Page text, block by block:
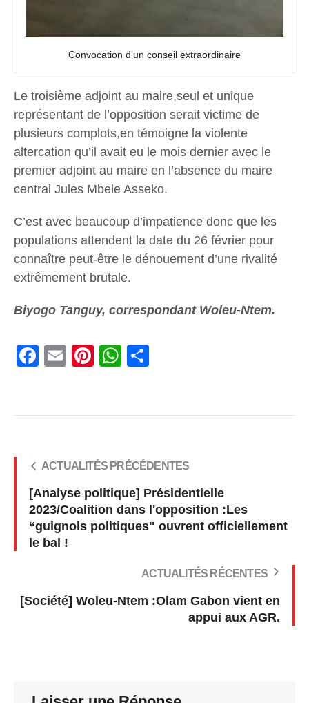
Convocation d’un conseil extraordinaire
Le troisième adjoint au maire,seul et unique
représentant de l’opposition serait victime de
plusieurs complots,en témoigne la violente
altercation qu’il avait eu le mois dernier avec le
premier adjoint au maire en l’absence du maire
central Jules Mbele Asseko.
C’est avec beaucoup d’impatience donc que les
populations attendent la date du 26 février pour
connaître peut-être le dénouement d’une rivalité
extrêmement brutale.
Biyogo Tanguy, correspondant Woleu-Ntem.
Facebook
Email PinterestWhatsApp
ACTUALITÉS PRÉCÉDENTES
[Analyse politique] Présidentielle
2023/Coalition dans l'opposition :Les
“guignols politiques" ouvrent officiellement
le bal !
ACTUALITÉS RÉCENTES
[Société] Woleu-Ntem :Olam Gabon vient en
appui aux AGR.